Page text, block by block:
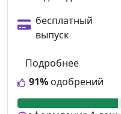
бесплатный
выпуск
91% одобрений
Подробнее